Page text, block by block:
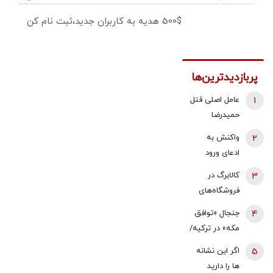
500$ هدیه به کاربران جدید،ثبت نام کن
پربازدیدترین‌ها
عامل اصلی قتل
حمیدرضا
1
واکنش به
ادعای ورود
هواگردها به
حمله به بیت
رهبری/ رییس
سازمان
2
کالابرگ در
فروشگاه‌های
3
جنجال «توافق
مکه» در ترکیه/
نمایندگان
4
اگر این نشانه
ها را دارید
5